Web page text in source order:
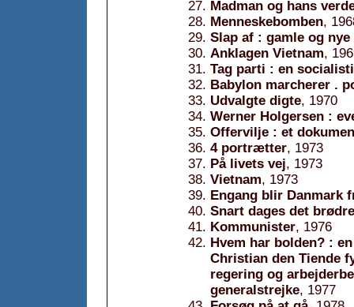
Madman og hans
Menneskebomben,
Slap af : gamle og
Anklagen Vietnam,
Tag parti : en
Babylon marcherer .
Udvalgte digte, 1970
Werner Holgersen :
Offervilje : et
4 portrætter, 1973
På livets vej, 1973
Vietnam, 1973
Engang blir Danmark
Snart dages det
Kommunister, 1976
Hvem har bolden? :
Christian den Tiende
regering og
generalstrejke, 1977